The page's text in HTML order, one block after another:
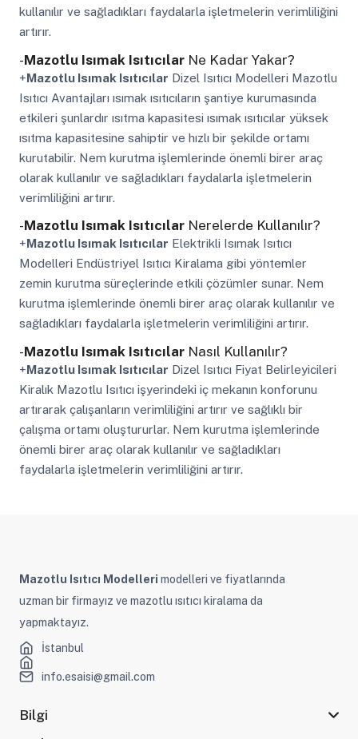
kullanılır ve sağladıkları faydalarla işletmelerin verimliliğini
artırır.
-Mazotlu Isımak IsıtıcılarNe Kadar Yakar?
+Mazotlu Isımak Isıtıcılar Dizel Isıtıcı Modelleri Mazotlu
Isıtıcı Avantajları ısımak ısıtıcıların şantiye kurumasında
etkileri şunlardır ısıtma kapasitesi ısımak ısıtıcılar yüksek
ısıtma kapasitesine sahiptir ve hızlı bir şekilde ortamı
kurutabilir. Nem kurutma işlemlerinde önemli birer araç
olarak kullanılır ve sağladıkları faydalarla işletmelerin
verimliliğini artırır.
-Mazotlu Isımak IsıtıcılarNerelerde Kullanılır?
+ Mazotlu Isımak Isıtıcılar Elektrikli Isımak Isıtıcı
Modelleri Endüstriyel Isıtıcı Kiralama gibi yöntemler
zemin kurutma süreçlerinde etkili çözümler sunar. Nem
kurutma işlemlerinde önemli birer araç olarak kullanılır ve
sağladıkları faydalarla işletmelerin verimliliğini artırır.
-Mazotlu Isımak IsıtıcılarNasıl Kullanılır?
+Mazotlu Isımak Isıtıcılar Dizel Isıtıcı Fiyat Belirleyicileri
Kiralık Mazotlu Isıtıcı işyerindeki iç mekanın konforunu
artırarak çalışanların verimliliğini artırır ve sağlıklı bir
çalışma ortamı oluştururlar. Nem kurutma işlemlerinde
önemli birer araç olarak kullanılır ve sağladıkları
faydalarla işletmelerin verimliliğini artırır.
Mazotlu Isıtıcı Modelleri modelleri ve fiyatlarında
uzman bir firmayız ve mazotlu ısıtıcı kiralama da
yapmaktayız.
İstanbul
info.esaisi@gmail.com
Bilgi